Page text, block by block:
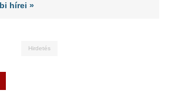
hírei »
Hirdetés